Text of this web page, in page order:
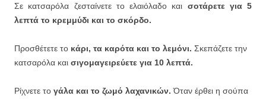
Σε κατσαρόλα ζεσταίνετε το ελαιόλαδο και σοτάρετε για 5
λεπτά το κρεμμύδι και το σκόρδο.
Προσθέτετε το κάρι, τα καρότα και το λεμόνι. Σκεπάζετε την
κατσαρόλα και σιγομαγειρεύετε για 10 λεπτά.
Ρίχνετε το γάλα και το ζωμό λαχανικών. Όταν έρθει η σούπα